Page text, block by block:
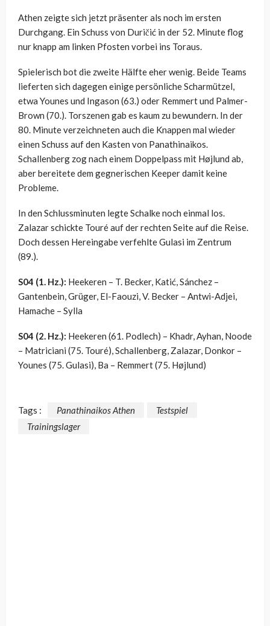
Athen zeigte sich jetzt präsenter als noch im ersten
Durchgang. Ein Schuss von Duričić in der 52. Minute flog
nur knapp am linken Pfosten vorbei ins Toraus.
Spielerisch bot die zweite Hälfte eher wenig. Beide Teams
lieferten sich dagegen einige persönliche Scharmützel,
etwa Younes und Ingason (63.) oder Remmert und Palmer-
Brown (70.). Torszenen gab es kaum zu bewundern. In der
80. Minute verzeichneten auch die Knappen mal wieder
einen Schuss auf den Kasten von Panathinaikos.
Schallenberg zog nach einem Doppelpass mit Højlund ab,
aber bereitete dem gegnerischen Keeper damit keine
Probleme.
In den Schlussminuten legte Schalke noch einmal los.
Zalazar schickte Touré auf der rechten Seite auf die Reise.
Doch dessen Hereingabe verfehlte Gulasi im Zentrum
(89.).
S04 (1. Hz.): Heekeren – T. Becker, Katić, Sánchez –
Gantenbein, Grüger, El-Faouzi, V. Becker – Antwi-Adjei,
Hamache – Sylla
S04 (2. Hz.): Heekeren (61. Podlech) – Khadr, Ayhan, Noode
– Matriciani (75. Touré), Schallenberg, Zalazar, Donkor –
Younes (75. Gulasi), Ba – Remmert (75. Højlund)
Tags : Panathinaikos Athen
Testspiel
Trainingslager